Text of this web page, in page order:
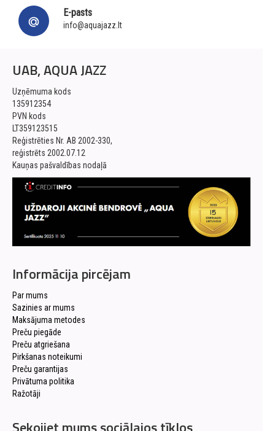
E-pasts
info@aquajazz.lt
UAB, AQUA JAZZ
Uzņēmuma kods
135912354
PVN kods
LT359123515
Reģistrēties Nr. AB 2002-330,
reģistrēts 2002.07.12
Kauņas pašvaldības nodaļā
Informācija pircējam
Par mums
Sazinies ar mums
Maksājuma metodes
Preču piegāde
Preču atgriešana
Pirkšanas noteikumi
Preču garantijas
Privātuma politika
Ražotāji